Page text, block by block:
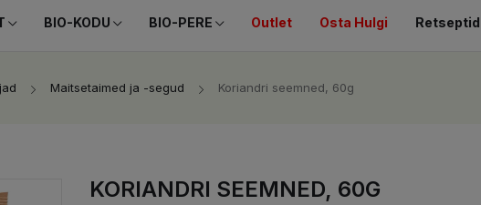
BIO-KODU BIO-PERE Outlet Osta Hulgi Retseptid
Maitsetaimed ja -segud Koriandri seemned, 60g
KORIANDRI SEEMNED, 60G